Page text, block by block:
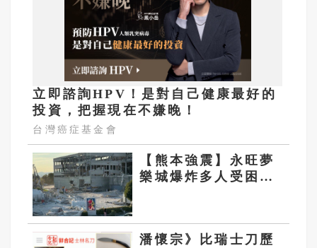
立即諮詢HPV！是對自己健康最好的
投資，把握現在不嫌晚！
台灣癌症基金會
【熊本強震】永旺夢
樂城爆炸多人受困死
潘懷宗》比瑞士刀歷